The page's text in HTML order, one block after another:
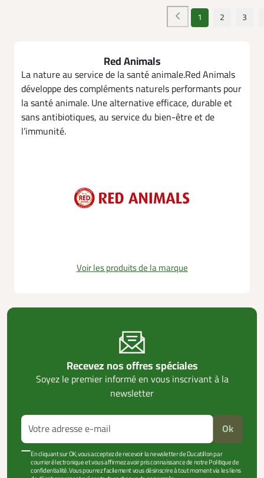
1 2 3
Red Animals
La nature au service de la santé animale.Red Animals
développe des compléments naturels performants pour
la santé animale. Une alternative efficace, durable et
sans antibiotiques, au service du bien-être et de
l’immunité.
Voir les produits de la marque
Recevez nos offres spéciales
Soyez le premier informé en vous inscrivant à la
newsletter
Ok
En cliquant sur OK, vous acceptez de recevoir la newsletter de Ducatillon par
courrier électronique et vous affirmez avoir pris connaissance de notre Politique de
confidentialité. Vous pourrez facilement vous désinscrire à tout moment via les liens